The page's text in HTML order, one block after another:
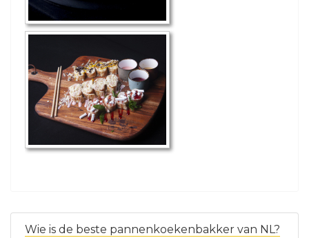
Wie is de beste pannen​koeken​bakker van NL?